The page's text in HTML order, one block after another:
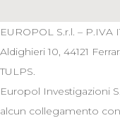
EUROPOL S.r.l. – P.IVA
Aldighieri 10, 44121
TULPS.
Europol Investigazioni
alcun collegamento